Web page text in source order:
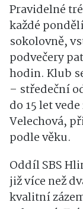
Pravidelné
každé
sokolovně,
podvečery
hodin. Klub
– středeční
do 15 let
Velechová,
podle věku.
Oddíl SBS
již více než
kvalitní